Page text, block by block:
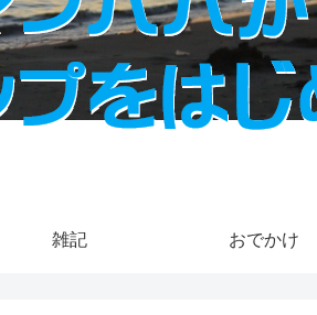
雑記 おでかけ